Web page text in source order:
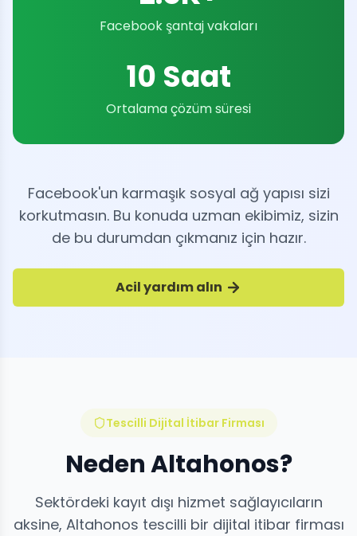
Facebook şantaj vakaları
10 Saat
Ortalama çözüm süresi
Facebook'un karmaşık sosyal ağ yapısı sizi
korkutmasın. Bu konuda uzman ekibimiz, sizin
de bu durumdan çıkmanız için hazır.
Acil yardım alın
Tescilli Dijital İtibar Firması
Neden Altahonos?
Sektördeki kayıt dışı hizmet sağlayıcıların
aksine, Altahonos tescilli bir dijital itibar firması